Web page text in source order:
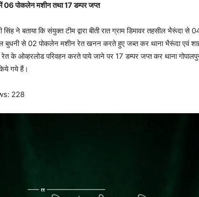
में 06 पोकलेन मशीन तथा 17 डम्पर जप्त
ने बताया कि संयुक्त टीम द्वारा बीती रात ग्राम डिमावर तहसील भैरूंदा से
बुधनी से 02 पोकलेन मशीन रेत खनन करते हुए जब्त कर थाना भैरूंदा एवं
के ओव्हरलोड परिवहन करते पाये जाने पर 17 डम्पर जप्त कर थाना
गये हैं।
228